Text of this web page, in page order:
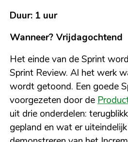
Duur: 1 uur
Wanneer? Vrijdagochtend
Het einde van de Sprint
Sprint Review. Al het werk
wordt getoond. Een goede
voorgezeten door de
uit drie onderdelen:
gepland en wat er